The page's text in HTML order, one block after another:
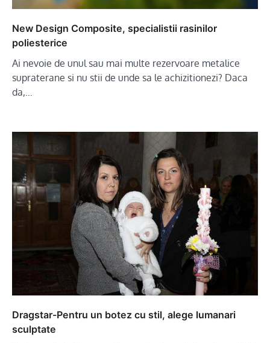
New Design Composite, specialistii rasinilor
poliesterice
Ai nevoie de unul sau mai multe rezervoare metalice
supraterane si nu stii de unde sa le achizitionezi? Daca
da,…
Dragstar-Pentru un botez cu stil, alege lumanari
sculptate